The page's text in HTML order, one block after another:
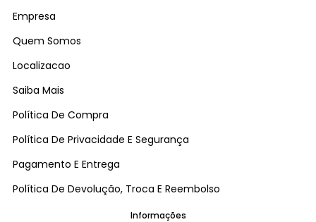
Empresa
Quem Somos
Localizacao
Saiba Mais
Política De Compra
Política De Privacidade E Segurança
Pagamento E Entrega
Política De Devolução, Troca E Reembolso
Informações